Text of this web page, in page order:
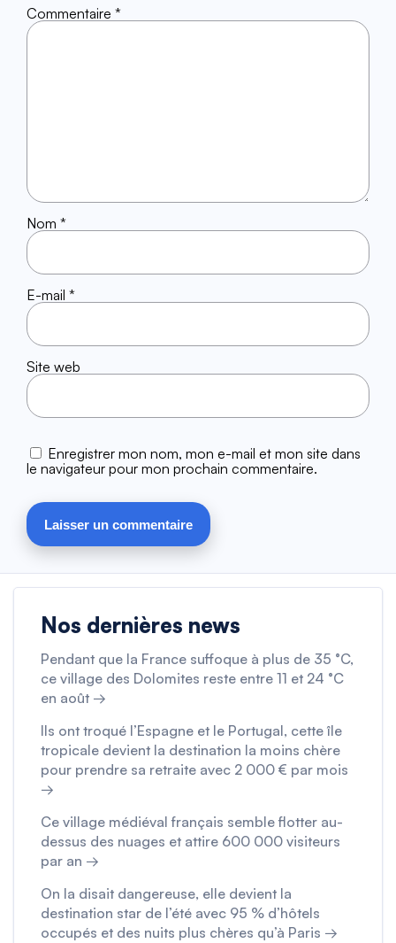
Commentaire *
Nom *
E-mail *
Site web
Enregistrer mon nom, mon e-mail et mon site dans
le navigateur pour mon prochain commentaire.
Nos dernières news
Pendant que la France suffoque à plus de 35 °C,
ce village des Dolomites reste entre 11 et 24 °C
en août →
Ils ont troqué l’Espagne et le Portugal, cette île
tropicale devient la destination la moins chère
pour prendre sa retraite avec 2 000 € par mois
→
Ce village médiéval français semble flotter au-
dessus des nuages et attire 600 000 visiteurs
par an →
On la disait dangereuse, elle devient la
destination star de l’été avec 95 % d’hôtels
occupés et des nuits plus chères qu’à Paris →